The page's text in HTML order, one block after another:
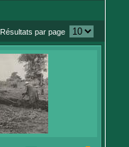
Résultats par page